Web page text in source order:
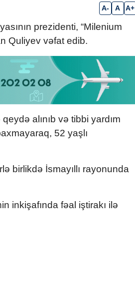
A- A A+
prezidenti, “Milenium
Quliyev vəfat edib.
alınıb və tibbi yardım
52 yaşlı
birlikdə İsmayıllı rayonunda
inkişafında fəal iştirakı ilə